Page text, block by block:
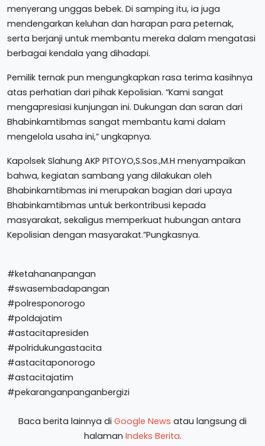
menyerang unggas bebek. Di samping itu, ia juga
mendengarkan keluhan dan harapan para peternak,
serta berjanji untuk membantu mereka dalam mengatasi
berbagai kendala yang dihadapi.
Pemilik ternak pun mengungkapkan rasa terima kasihnya
atas perhatian dari pihak Kepolisian. “Kami sangat
mengapresiasi kunjungan ini. Dukungan dan saran dari
Bhabinkamtibmas sangat membantu kami dalam
mengelola usaha ini,” ungkapnya.
Kapolsek Slahung AKP PITOYO,S.Sos.,M.H menyampaikan
bahwa, kegiatan sambang yang dilakukan oleh
Bhabinkamtibmas ini merupakan bagian dari upaya
Bhabinkamtibmas untuk berkontribusi kepada
masyarakat, sekaligus memperkuat hubungan antara
Kepolisian dengan masyarakat.”Pungkasnya.
#ketahananpangan
#swasembadapangan
#polresponorogo
#poldajatim
#astacitapresiden
#polridukungastacita
#astacitaponorogo
#astacitajatim
#pekaranganpanganbergizi
Baca berita lainnya di Google News atau langsung di
halaman Indeks Berita.